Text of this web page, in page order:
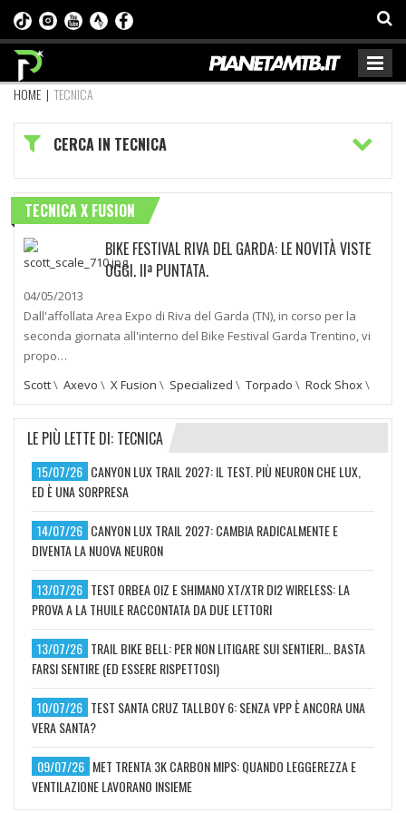
HOME | TECNICA
CERCA IN TECNICA
TECNICA X FUSION
BIKE FESTIVAL RIVA DEL GARDA: LE NOVITÀ VISTE
OGGI. IIª PUNTATA.
04/05/2013
Dall'affollata Area Expo di Riva del Garda (TN), in corso per la
seconda giornata all'interno del Bike Festival Garda Trentino, vi
propo…
Scott\ Axevo \ X Fusion \ Specialized \ Torpado \ Rock Shox\
LE PIÙ LETTE DI: TECNICA
15/07/26 CANYON LUX TRAIL 2027: IL TEST. PIÙ NEURON CHE LUX,
ED È UNA SORPRESA
14/07/26 CANYON LUX TRAIL 2027: CAMBIA RADICALMENTE E
DIVENTA LA NUOVA NEURON
13/07/26 TEST ORBEA OIZ E SHIMANO XT/XTR DI2 WIRELESS: LA
PROVA A LA THUILE RACCONTATA DA DUE LETTORI
13/07/26 TRAIL BIKE BELL: PER NON LITIGARE SUI SENTIERI… BASTA
FARSI SENTIRE (ED ESSERE RISPETTOSI)
10/07/26 TEST SANTA CRUZ TALLBOY 6: SENZA VPP È ANCORA UNA
VERA SANTA?
09/07/26 MET TRENTA 3K CARBON MIPS: QUANDO LEGGEREZZA E
VENTILAZIONE LAVORANO INSIEME